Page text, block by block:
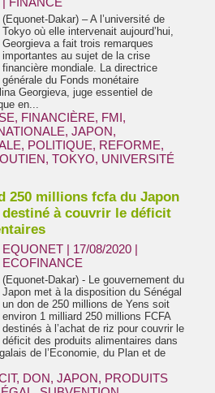
(Equonet-Dakar) – A l’université de
Tokyo où elle intervenait aujourd’hui,
Georgieva a fait trois remarques
importantes au sujet de la crise
financière mondiale. La directrice
générale du Fonds monétaire
Georgieva, juge essentiel de
en...
, FINANCIÈRE, FMI,
, JAPON,
, POLITIQUE, REFORME,
, TOKYO, UNIVERSITÉ
250 millions fcfa du Japon
destiné à couvrir le déficit
EQUONET | 17/08/2020 |
ECOFINANCE
(Equonet-Dakar) - Le gouvernement du
Japon met à la disposition du Sénégal
un don de 250 millions de Yens soit
environ 1 milliard 250 millions FCFA
destinés à l’achat de riz pour couvrir le
déficit des produits alimentaires dans
de l’Economie, du Plan et de
, DON, JAPON, PRODUITS